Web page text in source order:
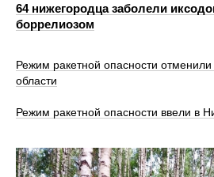
64 нижегородца заболели
боррелиозом
Режим ракетной опасности
области
Режим ракетной опасности ввели в